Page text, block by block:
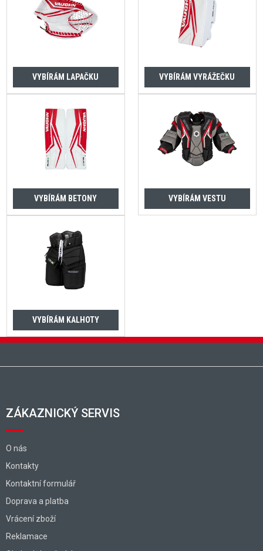
VYBÍRÁM LAPAČKU VYBÍRÁM VYRÁŽEČKU
VYBÍRÁM BETONY VYBÍRÁM VESTU
VYBÍRÁM KALHOTY
ZÁKAZNICKÝ SERVIS
O nás
Kontakty
Kontaktní formulář
Doprava a platba
Vrácení zboží
Reklamace